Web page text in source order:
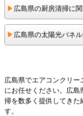
▶︎ 広島県の厨房清掃に
▶︎ 広島県の太陽光パネ
広島県でエアコンクリー
にお任せください。広
掃を数多く提供してきた
す。